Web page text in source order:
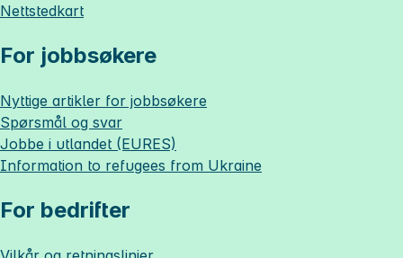
Nettstedkart
For jobbsøkere
Nyttige artikler for jobbsøkere
Spørsmål og svar
Jobbe i utlandet (EURES)
Information to refugees from Ukraine
For bedrifter